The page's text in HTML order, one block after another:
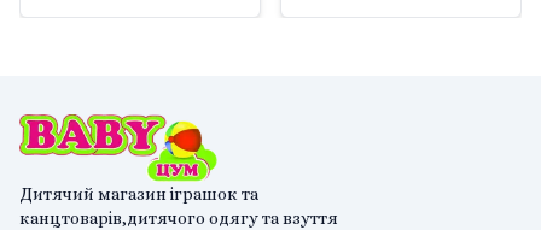
Дитячий магазин іграшок та
канцтоварів,дитячого одягу та взуття